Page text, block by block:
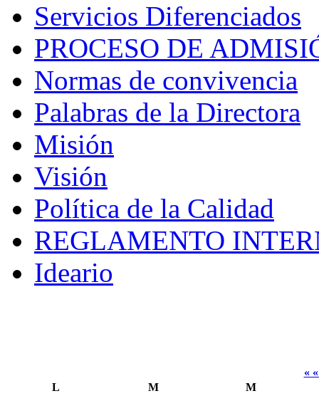
Servicios Diferenciados
PROCESO DE
Normas de convivencia
Palabras de la Directora
Misión
Visión
Política de la Calidad
REGLAMENTO
Ideario
«
L
M M